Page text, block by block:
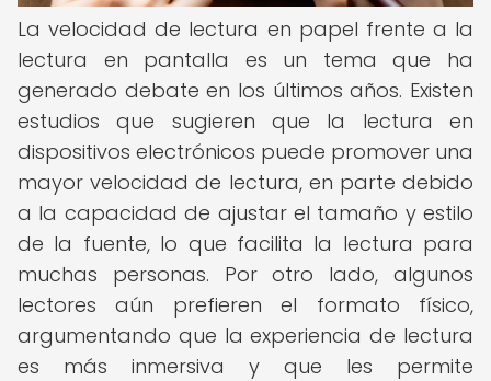
La velocidad de lectura en papel frente a la
lectura en pantalla es un tema que ha
generado debate en los últimos años. Existen
estudios que sugieren que la lectura en
dispositivos electrónicos puede promover una
mayor velocidad de lectura, en parte debido
a la capacidad de ajustar el tamaño y estilo
de la fuente, lo que facilita la lectura para
muchas personas. Por otro lado, algunos
lectores aún prefieren el formato físico,
argumentando que la experiencia de lectura
es más inmersiva y que les permite